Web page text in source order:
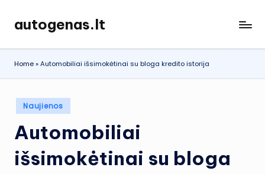
Skip
content
autogenas.lt
Home»Automobiliai išsimokėtinai su bloga kredito istorija
Posted
in
Naujienos
Automobiliai
išsimokėtinai su bloga